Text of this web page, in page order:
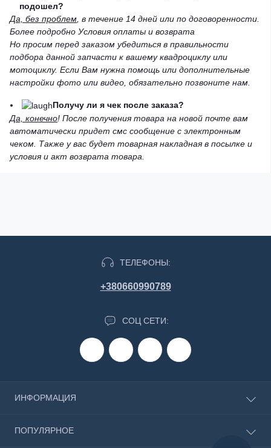
подошел?
Да, без проблем , в течение 14 дней или по договоренности.
Более подробно Условия оплаты и возврата
Но просим перед заказом убедиться в правильности
подбора данной запчасти к вашему квадроциклу или
мотоциклу. Если Вам нужна помощь или дополнительные
настройки фото или видео, обязательно позвоните нам.
Получу ли я чек после заказа?
Да, конечно! После получения товара на новой почте вам
автоматически придет смс сообщение с электронным
чеком. Также у вас будет товарная накладная в посылке и
условия и акт возврата товара.
ТЕЛЕФОНЫ:
+380660990789
СОЦ СЕТИ:
ИНФОРМАЦИЯ
Доставка и оплата
ПОПУЛЯРНОЕ